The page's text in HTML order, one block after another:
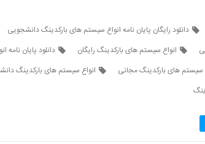
دانلود رایگان پایان نامه انواع سیستم های بارکدینگ دانشجویی
انواع سیستم های بارکدینگ رایگان
دانلود پایان
سیستم های بارکدینگ مجانی
انواع سیستم های بارکدینگ